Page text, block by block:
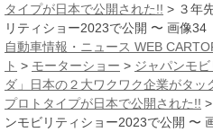
ブ
タイプが日本で公開された!! > ３年
リティショー2023で公開 〜 画像34
自動車情報・ニュース WEB
ト > モーターショー > ジャパンモ
ダ」日本の２大ワクワク企業がタ
プロトタイプが日本で公開された!! >
ンモビリティショー2023で公開 〜